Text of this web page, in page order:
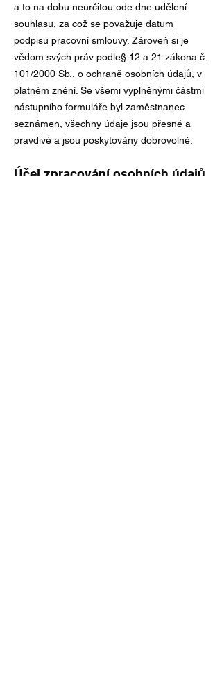
a to na dobu neurčitou ode dne udělení
souhlasu, za což se považuje datum
podpisu pracovní smlouvy. Zároveň si je
vědom svých práv podle§ 12 a 21 zákona č.
101/2000 Sb., o ochraně osobních údajů, v
platném znění. Se všemi vyplněnými částmi
nástupního formuláře byl zaměstnanec
seznámen, všechny údaje jsou přesné a
pravdivé a jsou poskytovány dobrovolně.
Účel zpracování osobních údajů